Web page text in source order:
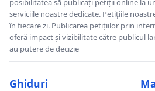
posibilitatea să publicați petiții online la
serviciile noastre dedicate. Petițiile
în fiecare zi. Publicarea petițiilor prin
oferă impact și vizibilitate către publicul
au putere de decizie
Ghiduri